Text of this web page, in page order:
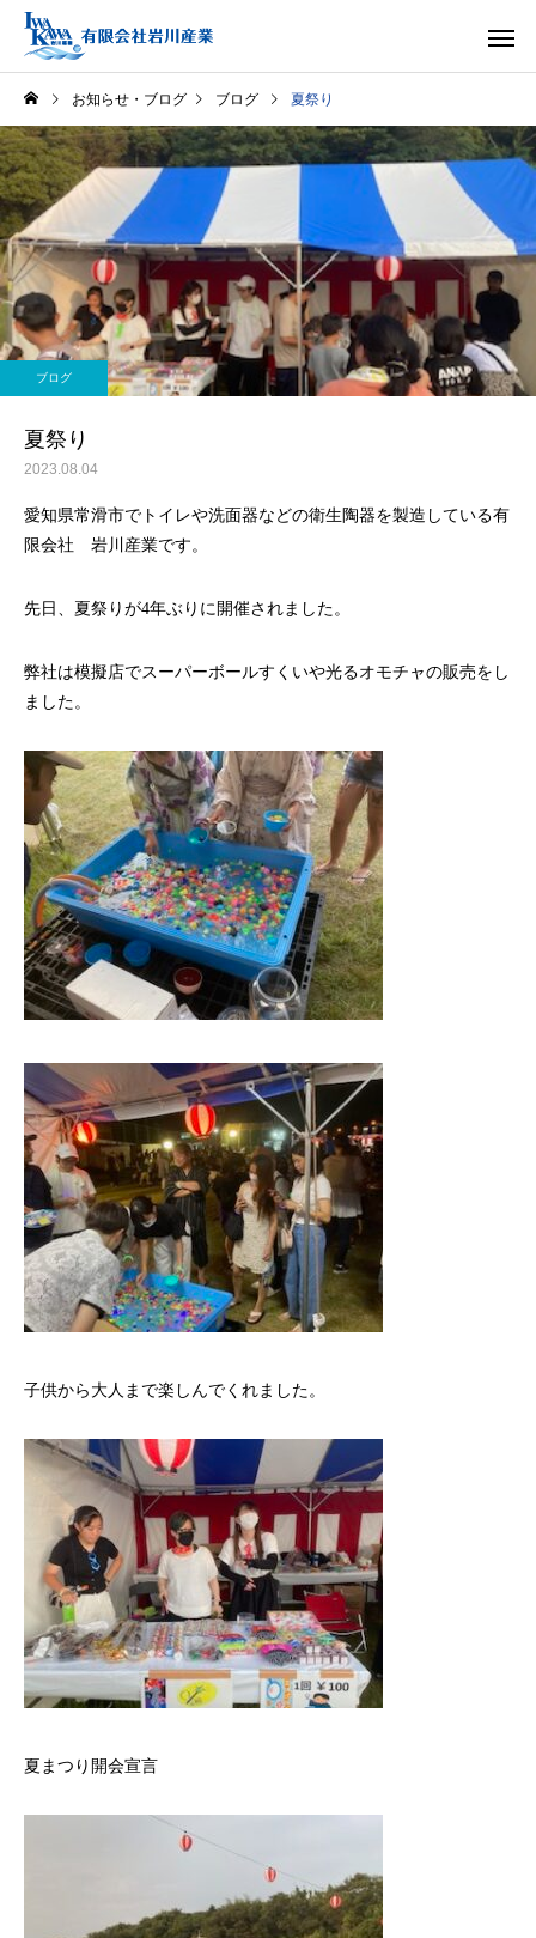
お知らせ・ブログ ブログ 夏祭り
ブログ
夏祭り
2023.08.04
愛知県常滑市でトイレや洗面器などの衛生陶器を製造している有
限会社 岩川産業です。
先日、夏祭りが4年ぶりに開催されました。
弊社は模擬店でスーパーボールすくいや光るオモチャの販売をし
ました。
子供から大人まで楽しんでくれました。
夏まつり開会宣言